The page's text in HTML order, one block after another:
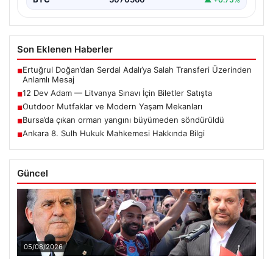
Son Eklenen Haberler
■Ertuğrul Doğan’dan Serdal Adalı’ya Salah Transferi Üzerinden
Anlamlı Mesaj
■12 Dev Adam — Litvanya Sınavı İçin Biletler Satışta
■Outdoor Mutfaklar ve Modern Yaşam Mekanları
■Bursa’da çıkan orman yangını büyümeden söndürüldü
■Ankara 8. Sulh Hukuk Mahkemesi Hakkında Bilgi
Güncel
05/08/2026